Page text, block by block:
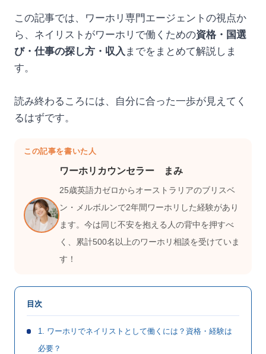
この記事では、ワーホリ専門エージェントの視点か
ら、ネイリストがワーホリで働くための資格・国選
び・仕事の探し方・収入 までをまとめて解説しま
す。
読み終わるころには、自分に合った一歩が見えてく
るはずです。
この記事を書いた人
ワーホリカウンセラー まみ
25歳英語力ゼロからオーストラリアのブリスベ
ン・メルボルンで2年間ワーホリした経験があり
ます。今は同じ不安を抱える人の背中を押すべ
く、累計500名以上のワーホリ相談を受けていま
す！
目次
1. ワーホリでネイリストとして働くには？資格・経験は
必要？